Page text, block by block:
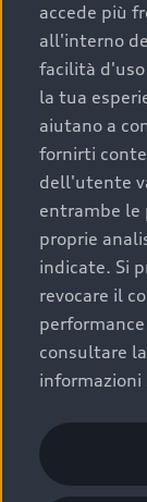
cronologia
completa
costante e
condizioni
buona
precedente
efficienza
componenti
prestazioni
Acquistare
Audi che offre
Scelta :plus,
sottoposto a
garanzia fino a
acquisto.
accede più
all'interno
facilità
la tua
aiutano a
fornirti
dell'utente
entrambe le
proprie
indicate. Si
revocare il
consultare
informazioni